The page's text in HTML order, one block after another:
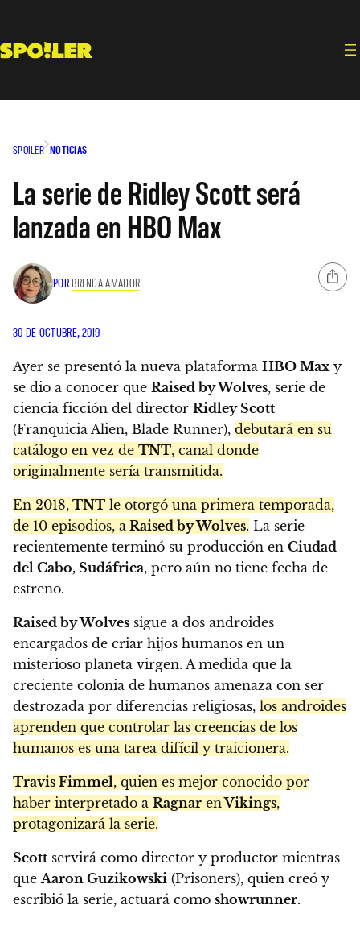
contenido
SPOILER NOTICIAS
La serie de Ridley Scott será
lanzada en HBO Max
POR BRENDA AMADOR
30 DE OCTUBRE, 2019
Ayer se presentó la nueva plataforma HBO Maxy
se dio a conocer que Raised by Wolves, serie de
ciencia ficción del director Ridley Scott
(Franquicia Alien, Blade Runner), debutará en su
catálogo en vez de TNT, canal donde
originalmente sería transmitida.
En 2018, TNT le otorgó una primera temporada,
de 10 episodios, a Raised by Wolves. La serie
recientemente terminó su producción en Ciudad
del Cabo, Sudáfrica, pero aún no tiene fecha de
estreno.
Raised by Wolves sigue a dos androides
encargados de criar hijos humanos en un
misterioso planeta virgen. A medida que la
creciente colonia de humanos amenaza con ser
destrozada por diferencias religiosas, los androides
aprenden que controlar las creencias de los
humanos es una tarea difícil y traicionera.
Travis Fimmel, quien es mejor conocido por
haber interpretado a Ragnar enVikings,
protagonizará la serie.
Scott servirá como director y productor mientras
queAaron Guzikowski (Prisoners), quien creó y
escribió la serie, actuará como showrunner.